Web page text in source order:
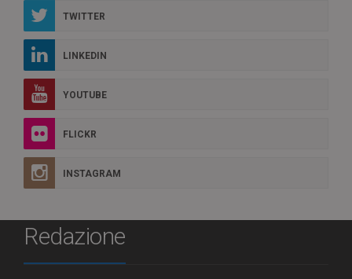
TWITTER
LINKEDIN
YOUTUBE
FLICKR
INSTAGRAM
Redazione